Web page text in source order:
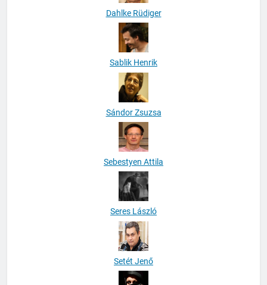
Dahlke Rüdiger
Sablik Henrik
Sándor Zsuzsa
Sebestyen Attila
Seres László
Setét Jenő